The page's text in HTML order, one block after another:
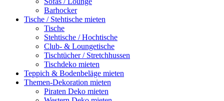
Barhocker
Tische / Stehtische mieten
Tische
Stehtische / Hochtische
Club- & Loungetische
Tischtücher / Stretchhussen
Tischdeko mieten
Teppich & Bodenbeläge mieten
Themen-Dekoration mieten
Piraten Deko mieten